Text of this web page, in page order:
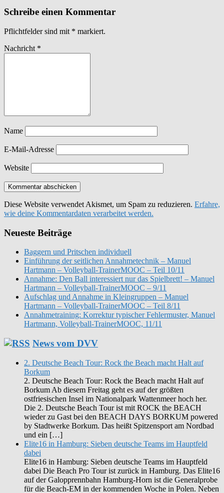
Schreibe einen Kommentar
Pflichtfelder sind mit * markiert.
Nachricht *
Name
E-Mail-Adresse
Website
Diese Website verwendet Akismet, um Spam zu reduzieren. Erfahre,
wie deine Kommentardaten verarbeitet werden.
Neueste Beiträge
Baggern und Pritschen individuell
Einführung der seitlichen Annahmetechnik – Manuel
Hartmann – Volleyball-TrainerMOOC – Teil 10/11
Annahme: Den Ball interessiert nur das Spielbrett! – Manuel
Hartmann – Volleyball-TrainerMOOC – 9/11
Aufschlag und Annahme in Kleingruppen – Manuel
Hartmann – Volleyball-TrainerMOOC – Teil 8/11
Annahmetraining: Korrektur typischer Fehlermuster, Manuel
Hartmann, Volleyball-TrainerMOOC, 11/11
News vom DVV
2. Deutsche Beach Tour: Rock the Beach macht Halt auf
Borkum
2. Deutsche Beach Tour: Rock the Beach macht Halt auf
Borkum Ab diesem Freitag geht es auf der größten
ostfriesischen Insel im Nationalpark Wattenmeer hoch her.
Die 2. Deutsche Beach Tour ist mit ROCK the BEACH
wieder zu Gast bei den BEACH DAYS BORKUM powered
by Stadtwerke Borkum. Das heißt Spitzensport am Nordbad
und ein […]
Elite16 in Hamburg: Sieben deutsche Teams im Hauptfeld
dabei
Elite16 in Hamburg: Sieben deutsche Teams im Hauptfeld
dabei Die Beach Pro Tour ist zurück in Hamburg. Das Elite16
auf der Galopprennbahn Hamburg-Horn ist die Generalprobe
für die Beach-EM in der kommenden Woche in Polen. Neben